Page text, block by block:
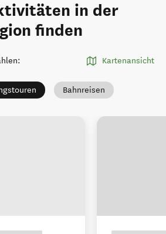
in der
finden
: Kartenansicht
Bahnreisen